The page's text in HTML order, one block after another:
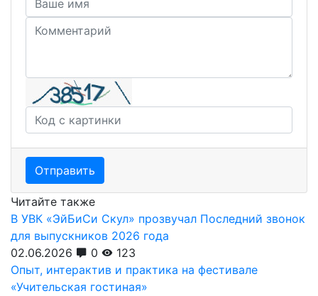
Отправить
Читайте также
В УВК «ЭйБиСи Скул» прозвучал Последний звонок
для выпускников 2026 года
02.06.2026
0
123
Опыт, интерактив и практика на фестивале
«Учительская гостиная»